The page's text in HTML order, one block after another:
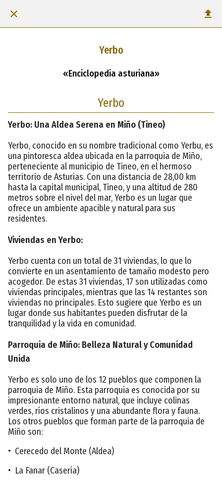
Yerbo
«Enciclopedia asturiana»
Yerbo
Yerbo: Una Aldea Serena en Miño (Tineo)
Yerbo, conocido en su nombre tradicional como Yerbu, es
una pintoresca aldea ubicada en la parroquia de Miño,
perteneciente al municipio de Tineo, en el hermoso
territorio de Asturias. Con una distancia de 28,00 km
hasta la capital municipal, Tineo, y una altitud de 280
metros sobre el nivel del mar, Yerbo es un lugar que
ofrece un ambiente apacible y natural para sus
residentes.
Viviendas en Yerbo:
Yerbo cuenta con un total de 31 viviendas, lo que lo
convierte en un asentamiento de tamaño modesto pero
acogedor. De estas 31 viviendas, 17 son utilizadas como
viviendas principales, mientras que las 14 restantes son
viviendas no principales. Esto sugiere que Yerbo es un
lugar donde sus habitantes pueden disfrutar de la
tranquilidad y la vida en comunidad.
Parroquia de Miño: Belleza Natural y Comunidad
Unida
Yerbo es solo uno de los 12 pueblos que componen la
parroquia de Miño. Esta parroquia es conocida por su
impresionante entorno natural, que incluye colinas
verdes, ríos cristalinos y una abundante flora y fauna.
Los otros pueblos que forman parte de la parroquia de
Miño son:
• Cerecedo del Monte (Aldea)
• La Fanar (Casería)